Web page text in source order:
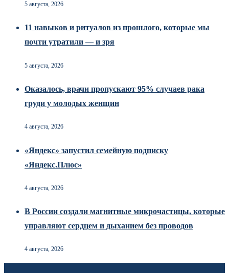
5 августа, 2026
11 навыков и ритуалов из прошлого, которые мы
почти утратили — и зря
5 августа, 2026
Оказалось, врачи пропускают 95% случаев рака
груди у молодых женщин
4 августа, 2026
«Яндекс» запустил семейную подписку
«Яндекс.Плюс»
4 августа, 2026
В России создали магнитные микрочастицы, которые
управляют сердцем и дыханием без проводов
4 августа, 2026